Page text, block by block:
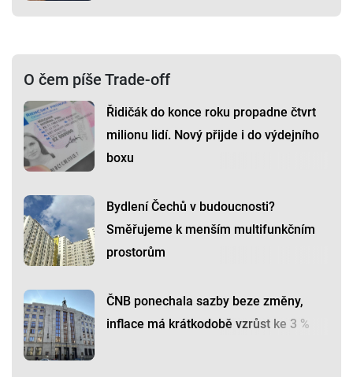
O čem píše Trade-off
Řidičák do konce roku propadne čtvrt
milionu lidí. Nový přijde i do výdejního
boxu
Bydlení Čechů v budoucnosti?
Směřujeme k menším multifunkčním
prostorům
ČNB ponechala sazby beze změny,
inflace má krátkodobě vzrůst ke 3 %